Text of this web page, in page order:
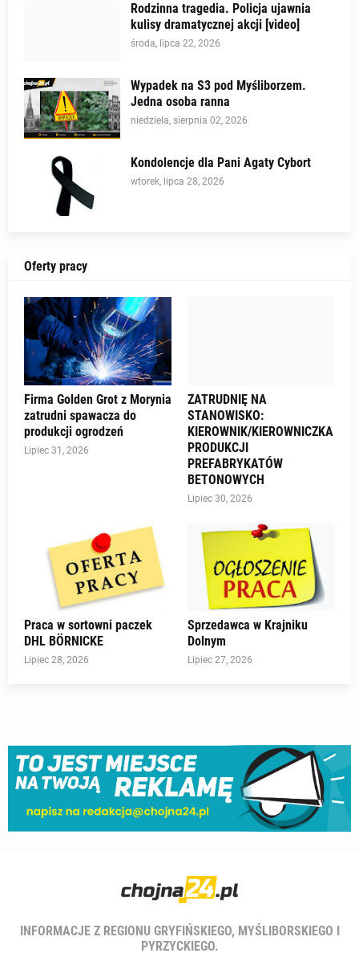
Rodzinna tragedia. Policja ujawnia
kulisy dramatycznej akcji [video]
środa, lipca 22, 2026
Wypadek na S3 pod Myśliborzem.
Jedna osoba ranna
niedziela, sierpnia 02, 2026
Kondolencje dla Pani Agaty Cybort
wtorek, lipca 28, 2026
Oferty pracy
Firma Golden Grot z Morynia
zatrudni spawacza do
produkcji ogrodzeń
Lipiec 31, 2026
ZATRUDNIĘ NA
STANOWISKO:
KIEROWNIK/KIEROWNICZKA
PRODUKCJI
PREFABRYKATÓW
BETONOWYCH
Lipiec 30, 2026
Praca w sortowni paczek
DHL BÖRNICKE
Lipiec 28, 2026
Sprzedawca w Krajniku
Dolnym
Lipiec 27, 2026
INFORMACJE Z REGIONU GRYFIŃSKIEGO, MYŚLIBORSKIEGO I
PYRZYCKIEGO.